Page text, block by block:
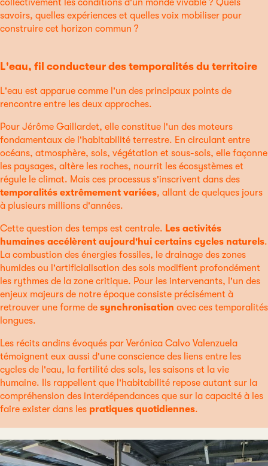
collectivement les conditions d'un monde vivable ? Quels
savoirs, quelles expériences et quelles voix mobiliser pour
construire cet horizon commun ?
L'eau, fil conducteur des temporalités du territoire
L'eau est apparue comme l'un des principaux points de
rencontre entre les deux approches.
Pour Jérôme Gaillardet, elle constitue l'un des moteurs
fondamentaux de l'habitabilité terrestre. En circulant entre
océans, atmosphère, sols, végétation et sous-sols, elle façonne
les paysages, altère les roches, nourrit les écosystèmes et
régule le climat. Mais ces processus s'inscrivent dans des
temporalités extrêmement variées, allant de quelques jours
à plusieurs millions d'années.
Cette question des temps est centrale. Les activités
humaines accélèrent aujourd'hui certains cycles naturels.
La combustion des énergies fossiles, le drainage des zones
humides ou l'artificialisation des sols modifient profondément
les rythmes de la zone critique. Pour les intervenants, l'un des
enjeux majeurs de notre époque consiste précisément à
retrouver une forme de synchronisation avec ces temporalités
longues.
Les récits andins évoqués par Verónica Calvo Valenzuela
témoignent eux aussi d'une conscience des liens entre les
cycles de l'eau, la fertilité des sols, les saisons et la vie
humaine. Ils rappellent que l'habitabilité repose autant sur la
compréhension des interdépendances que sur la capacité à les
faire exister dans les pratiques quotidiennes.